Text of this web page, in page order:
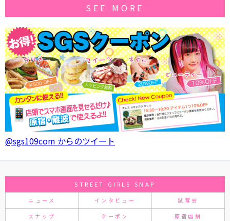
SEE MORE
@sgs109com からのツイート
STREET GIRLS SNAP
ニュース インタビュー 試写会
スナップ クーポン 原宿店舗